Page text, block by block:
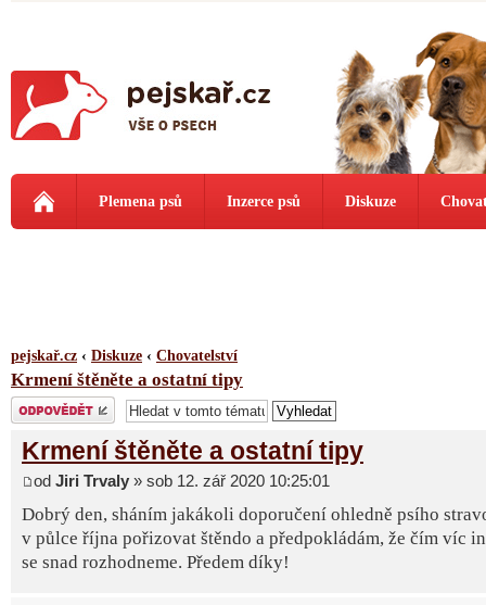
Plemena psů Inzerce psů Diskuze
pejskař.cz ‹ Diskuze ‹ Chovatelství
Krmení štěněte a ostatní tipy
Odeslat odpověď
Krmení štěněte a ostatní tipy
od Jiri Trvaly » sob 12. zář 2020 10:25:01
Dobrý den, sháním jakákoli doporučení ohledně psího
v půlce října pořizovat štěndo a předpokládám, že čím víc
se snad rozhodneme. Předem díky!